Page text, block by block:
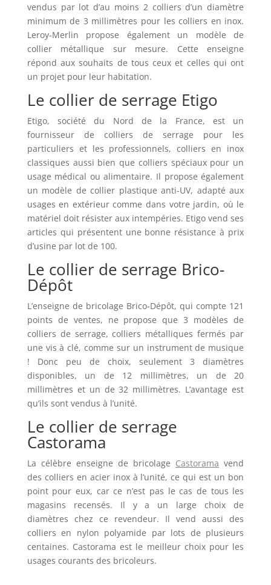
vendus par lot d’au moins 2 colliers d’un diamètre
minimum de 3 millimètres pour les colliers en inox.
Leroy-Merlin propose également un modèle de
collier métallique sur mesure. Cette enseigne
répond aux souhaits de tous ceux et celles qui ont
un projet pour leur habitation.
Le collier de serrage Etigo
Etigo, société du Nord de la France, est un
fournisseur de colliers de serrage pour les
particuliers et les professionnels, colliers en inox
classiques aussi bien que colliers spéciaux pour un
usage médical ou alimentaire. Il propose également
un modèle de collier plastique anti-UV, adapté aux
usages en extérieur comme dans votre jardin, où le
matériel doit résister aux intempéries. Etigo vend ses
articles qui présentent une bonne résistance à prix
d’usine par lot de 100.
Le collier de serrage Brico-
Dépôt
L’enseigne de bricolage Brico-Dépôt, qui compte 121
points de ventes, ne propose que 3 modèles de
colliers de serrage, colliers métalliques fermés par
une vis à clé, comme sur un instrument de musique
! Donc peu de choix, seulement 3 diamètres
disponibles, un de 12 millimètres, un de 20
millimètres et un de 32 millimètres. L’avantage est
qu’ils sont vendus à l’unité.
Le collier de serrage
Castorama
La célèbre enseigne de bricolage Castorama vend
des colliers en acier inox à l’unité, ce qui est un bon
point pour eux, car ce n’est pas le cas de tous les
magasins recensés. Il y a un large choix de
diamètres chez ce revendeur. Il vend aussi des
colliers en nylon polyamide par lots de plusieurs
centaines. Castorama est le meilleur choix pour les
usages courants des bricoleurs.